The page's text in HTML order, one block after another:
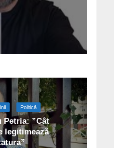
Politică
Petria: ”Cât
legitimează